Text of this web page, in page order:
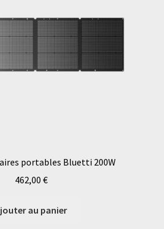
portables Bluetti 200W
462,00 €
au panier